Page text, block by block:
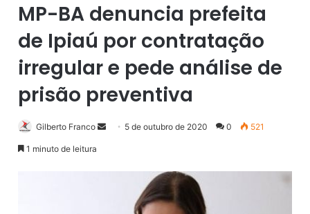
MP-BA denuncia prefeita
de Ipiaú por contratação
irregular e pede análise de
prisão preventiva
Gilberto Franco 5 de outubro de 2020 0 521
1 minuto de leitura